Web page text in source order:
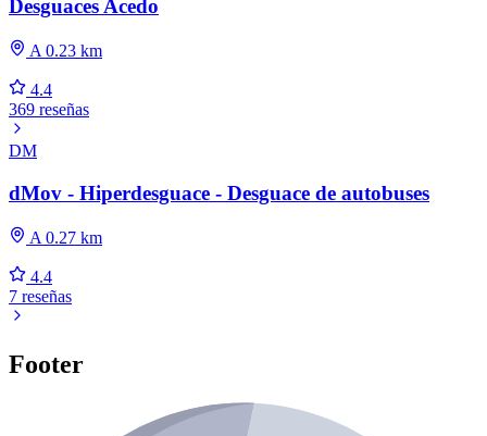
Desguaces Acedo
A 0.23 km
4.4
369 reseñas
DM
dMov - Hiperdesguace - Desguace de autobuses
A 0.27 km
4.4
7 reseñas
Footer